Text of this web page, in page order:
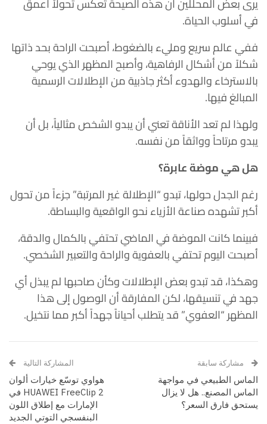
في أسلوب الحياة.
ففي عالم سريع ومليء بالضغوط، أصبحت الراحة بحد ذاتها
شكلاً من أشكال الرفاهية، وأصبح المظهر الذي يوحي
بالاسترخاء والهدوء أكثر جاذبية من الإطلالات الرسمية
المبالغ فيها.
ولهذا لم تعد الأناقة تعني أن يبدو الشخص مثالياً، بل أن
يبدو مرتاحاً وواثقاً من نفسه.
هل هي موضة عابرة؟
رغم الجدل حولها، تبدو “الإطلالة غير المرتبة” جزءاً من تحول
أكبر تشهده صناعة الأزياء نحو الواقعية والبساطة.
فبينما كانت الموضة في الماضي تحتفي بالكمال والدقة،
أصبحت اليوم تحتفي بالعفوية والراحة والتعبير الشخصي.
وهكذا، قد تبدو بعض الإطلالات وكأن صاحبها لم يبذل أي
جهد في تنسيقها، لكن المفارقة أن الوصول إلى هذا
المظهر “العفوي” قد يتطلب أحياناً جهداً أكبر مما نتخيل.
مشاركة سابقة
الماس الطبيعي في مواجهة
الماس المصنع.. هل لا يزال
يستحق فارق السعر؟
المشاركة التالية
هواوي توسّع خيارات ألوان
HUAWEI FreeClip 2 في
الإمارات مع إطلاق اللون
البنفسجي التوتي الجديد